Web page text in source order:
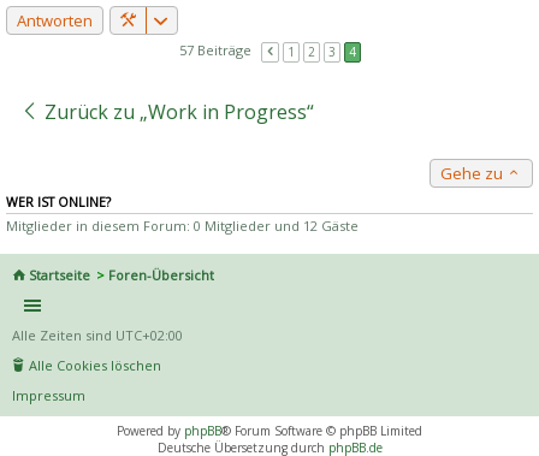
Antworten
57 Beiträge 1 2 3 4
Zurück zu „Work in Progress“
Gehe zu
WER IST ONLINE?
Mitglieder in diesem Forum: 0 Mitglieder und 12 Gäste
Startseite Foren-Übersicht
Alle Zeiten sind UTC+02:00
Alle Cookies löschen
Impressum
Powered by phpBB® Forum Software © phpBB Limited
Deutsche Übersetzung durch phpBB.de